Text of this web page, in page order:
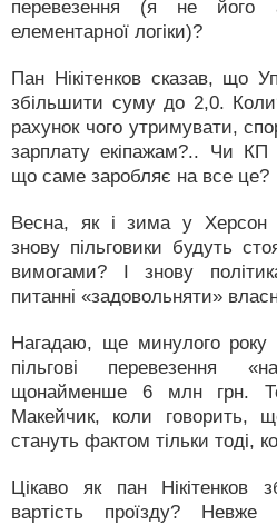
перевезення (я не його
елементарної логіки)?
Пан Нікітенков сказав, що
збільшити суму до 2,0.
рахунок чого утримувати,
зарплату екіпажам?.. Чи КП
що саме заробляє на все це?
Весна, як і зима у Херсон
знову пільговики будуть
вимогами? І знову
питанні «задовольняти»
Нагадаю, ще минулого
пільгові перевезення
щонайменше 6 млн грн.
Макейчик, коли говорить,
стануть фактом тільки тоді,
Цікаво як пан Нікітенков
вартість проїзду?